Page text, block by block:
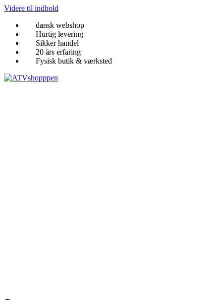
Videre til indhold
dansk webshop
Hurtig levering
Sikker handel
20 års erfaring
Fysisk butik & værksted